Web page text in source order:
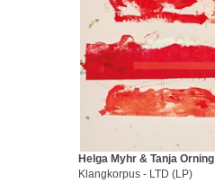
Helga Myhr & Tanja Orning
Klangkorpus - LTD (LP)